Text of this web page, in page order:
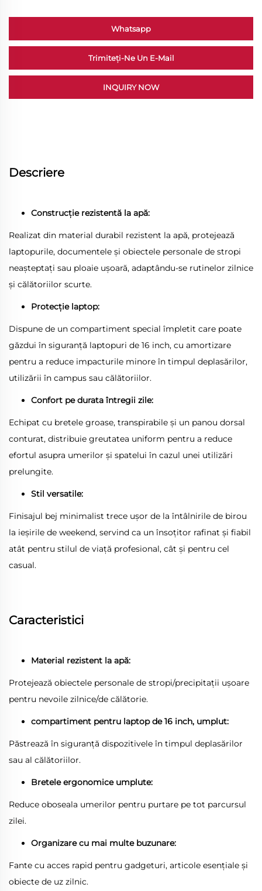
Whatsapp
Trimiteți-Ne Un E-Mail
INQUIRY NOW
Descriere
Construcție rezistentă la apă:
Realizat din material durabil rezistent la apă, protejează
laptopurile, documentele și obiectele personale de stropi
neașteptați sau ploaie ușoară, adaptându-se rutinelor zilnice
și călătoriilor scurte.
Protecție laptop:
Dispune de un compartiment special împletit care poate
găzdui în siguranță laptopuri de 16 inch, cu amortizare
pentru a reduce impacturile minore în timpul deplasărilor,
utilizării în campus sau călătoriilor.
Confort pe durata întregii zile:
Echipat cu bretele groase, transpirabile și un panou dorsal
conturat, distribuie greutatea uniform pentru a reduce
efortul asupra umerilor și spatelui în cazul unei utilizări
prelungite.
Stil versatile:
Finisajul bej minimalist trece ușor de la întâlnirile de birou
la ieșirile de weekend, servind ca un însoțitor rafinat și fiabil
atât pentru stilul de viață profesional, cât și pentru cel
casual.
Caracteristici
Material rezistent la apă:
Protejează obiectele personale de stropi/precipitații ușoare
pentru nevoile zilnice/de călătorie.
compartiment pentru laptop de 16 inch, umplut:
Păstrează în siguranță dispozitivele în timpul deplasărilor
sau al călătoriilor.
Bretele ergonomice umplute:
Reduce oboseala umerilor pentru purtare pe tot parcursul
zilei.
Organizare cu mai multe buzunare:
Fante cu acces rapid pentru gadgeturi, articole esențiale și
obiecte de uz zilnic.